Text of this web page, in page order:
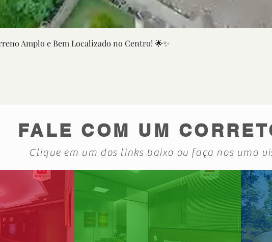
Visualização rápida
Amplo e Bem Localizado no Centro! 🌟✨
FALE COM UM
Clique em um dos links baixo ou faça nos uma